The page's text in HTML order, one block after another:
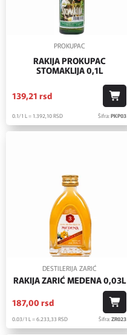
PROKUPAC
RAKIJA PROKUPAC
STOMAKLIJA 0,1L
139,21 rsd
0.1/1 L = 1.392,10RSD Šifra:PKP03
DESTILERIJA ZARIĆ
RAKIJA ZARIĆ MEDENA 0,03L
187,00 rsd
0.03/1 L = 6.233,33 RSD Šifra:ZR023